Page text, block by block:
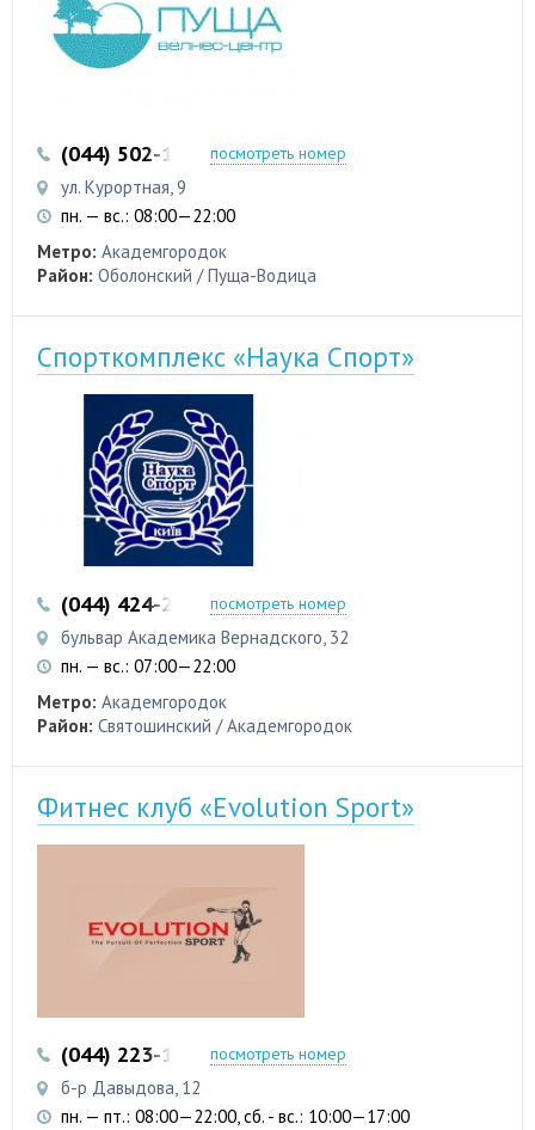
(044) 502-12-22 (044) 502-84-27
посмотреть номер
ул. Курортная, 9
пн. — вс.: 08:00—22:00
Метро: Академгородок
Район: Оболонский / Пуща-Водица
Спорткомплекс «Наука Спорт»
(044) 424-22-74 (044) 424-35-81
посмотреть номер
бульвар Академика Вернадского, 32
пн. — вс.: 07:00—22:00
Метро: Академгородок
Район: Святошинский / Академгородок
Фитнес клуб «Evolution Sport»
(044) 223-17-01посмотреть номер
б-р Давыдова, 12
пн. — пт.: 08:00—22:00, сб. - вс.: 10:00—17:00